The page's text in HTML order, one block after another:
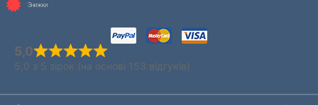
Знижки
5,0
5,0 з 5 зірок (на основі 153 відгуків)